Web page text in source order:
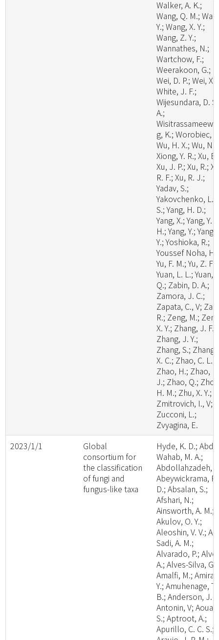
Walker, A. K.;
Wang, Q. M.;
Y.; Wang, X. Y.;
Wang, Z. Y.;
Wannathes, N.;
Wartchow, F.;
Weerakoon, G.;
Wei, D. P.; Wei, X.;
White, J. F.;
Wijesundara, D. S.
A.;
g, K.; Worobiec,
Wu, H. X.; Wu, N.;
Xiong, Y. R.; Xu,
Xu, J. P.; Xu, R.;
R. F.; Xu, R. J.;
Yadav, S.;
Yakovchenko, L.
S.; Yang, H. D.;
Yang, X.; Yang, Y.
H.; Yang, Y.; Yang,
Y.; Yoshioka, R.;
Youssef Noha, H.;
Yu, F. M.; Yu, Z. F.;
Yuan, L. L.; Yuan,
Q.; Zabin, D. A.;
Zamora, J. C.;
Zapata, C., V;
R.; Zeng, M.;
X. Y.; Zhang, J. F.;
Zhang, J. Y.;
Zhang, S.; Zhang,
X. C.; Zhao, C. L.;
Zhao, H.; Zhao,
J.; Zhao, Q.;
H. M.; Zhu, X. Y.;
Zmitrovich, I., V;
Zucconi, L.;
Zvyagina, E.
2023/1/1
Global
consortium for
the classification
of fungi and
fungus-like taxa
Hyde, K. D.;
Wahab, M. A.;
Abdollahzadeh,
Abeywickrama, P.
D.; Absalan, S.;
Afshari, N.;
Ainsworth, A. M.;
Akulov, O. Y.;
Aleoshin, V. V.; Al-
Sadi, A. M.;
Alvarado, P.;
A.; Alves-Silva, G.;
Amalfi, M.; Amira,
Y.; Amuhenage, T.
B.; Anderson, J.
Antonin, V; Aouali,
S.; Aptroot, A.;
Apurillo, C. C. S.;